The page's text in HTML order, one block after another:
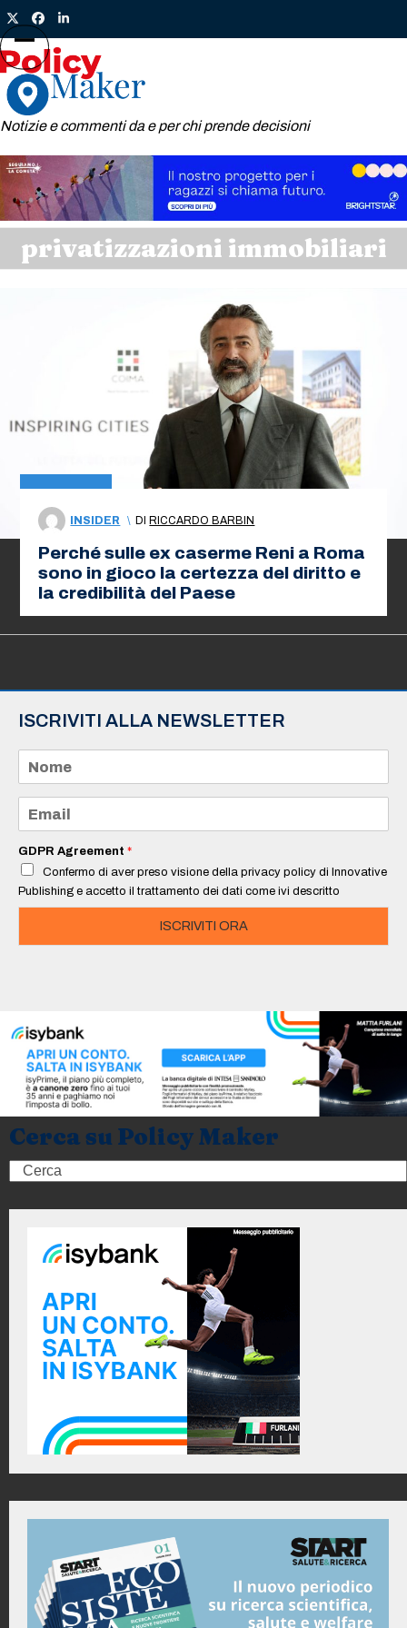
Skip
to
content
TwitterFacebook
LinkedIn
Notizie e commenti da e per chi prende decisioni
Open
mobile
menu
Close
mobile
menu
privatizzazioni immobiliari
INSIDER \ DI RICCARDO BARBIN
Perché sulle ex caserme Reni a Roma
sono in gioco la certezza del diritto e
la credibilità del Paese
ISCRIVITI ALLA NEWSLETTER
m
e
a
i
*
GDPR Agreement *
Confermo di aver preso visione della privacy policy di Innovative
Publishing e accetto il trattamento dei dati come ivi descritto
ISCRIVITI ORA
Cerca su Policy Maker
Search